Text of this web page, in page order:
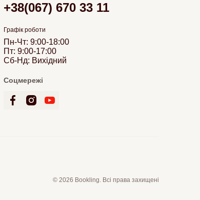
+38(067) 670 33 11
Графік роботи
Пн-Чт: 9:00-18:00
Пт: 9:00-17:00
Сб-Нд: Вихідний
Соцмережі
© 2026 Bookling. Всі права захищені